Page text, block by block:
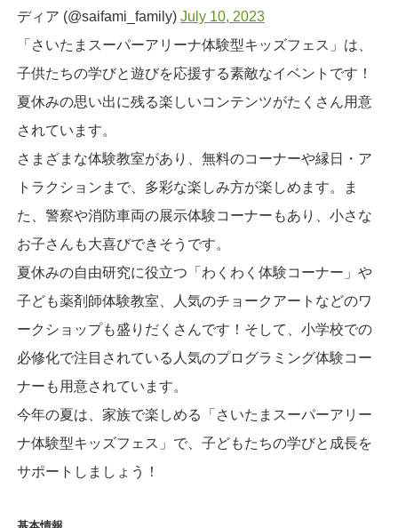
ディア (@saifami_family) July 10, 2023
「さいたまスーパーアリーナ体験型キッズフェス」は、
子供たちの学びと遊びを応援する素敵なイベントです！
夏休みの思い出に残る楽しいコンテンツがたくさん用意
されています。
さまざまな体験教室があり、無料のコーナーや縁日・ア
トラクションまで、多彩な楽しみ方が楽しめます。ま
た、警察や消防車両の展示体験コーナーもあり、小さな
お子さんも大喜びできそうです。
夏休みの自由研究に役立つ「わくわく体験コーナー」や
子ども薬剤師体験教室、人気のチョークアートなどのワ
ークショップも盛りだくさんです！そして、小学校での
必修化で注目されている人気のプログラミング体験コー
ナーも用意されています。
今年の夏は、家族で楽しめる「さいたまスーパーアリー
ナ体験型キッズフェス」で、子どもたちの学びと成長を
サポートしましょう！